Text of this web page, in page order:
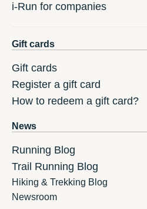
i-Run for companies
Gift cards
Gift cards
Register a gift card
How to redeem a gift card?
News
Running Blog
Trail Running Blog
Hiking & Trekking Blog
Newsroom